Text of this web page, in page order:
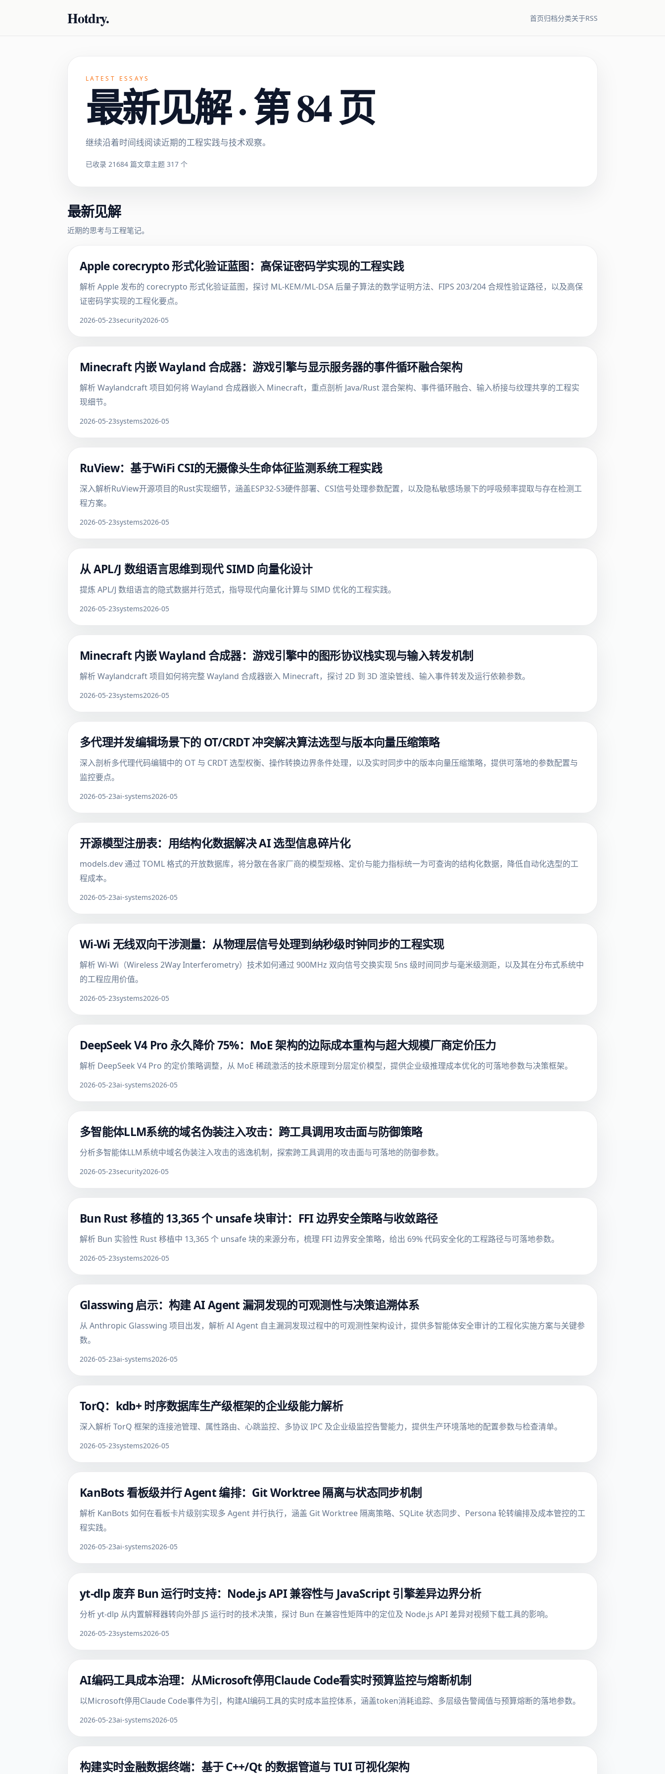
Hotdry. 首页归档分类关于RSS
LATEST ESSAYS
最新见解 · 第 84 页
继续沿着时间线阅读近期的工程实践与技术观察。
已收录 21684 篇文章主题 317 个
最新见解
近期的思考与工程笔记。
Apple corecrypto 形式化验证蓝图：高保证密码学实现的工程实践
解析 Apple 发布的 corecrypto 形式化验证蓝图，探讨 ML-KEM/ML-DSA 后量子算法的数学证明方法、FIPS 203/204 合规性验证路径，以及高保
证密码学实现的工程化要点。
2026-05-23security2026-05
Minecraft 内嵌 Wayland 合成器：游戏引擎与显示服务器的事件循环融合架构
解析 Waylandcraft 项目如何将 Wayland 合成器嵌入 Minecraft，重点剖析 Java/Rust 混合架构、事件循环融合、输入桥接与纹理共享的工程实
现细节。
2026-05-23systems2026-05
RuView：基于WiFi CSI的无摄像头生命体征监测系统工程实践
深入解析RuView开源项目的Rust实现细节，涵盖ESP32-S3硬件部署、CSI信号处理参数配置，以及隐私敏感场景下的呼吸频率提取与存在检测工
程方案。
2026-05-23systems2026-05
从 APL/J 数组语言思维到现代 SIMD 向量化设计
提炼 APL/J 数组语言的隐式数据并行范式，指导现代向量化计算与 SIMD 优化的工程实践。
2026-05-23systems2026-05
Minecraft 内嵌 Wayland 合成器：游戏引擎中的图形协议栈实现与输入转发机制
解析 Waylandcraft 项目如何将完整 Wayland 合成器嵌入 Minecraft，探讨 2D 到 3D 渲染管线、输入事件转发及运行依赖参数。
2026-05-23systems2026-05
多代理并发编辑场景下的 OT/CRDT 冲突解决算法选型与版本向量压缩策略
深入剖析多代理代码编辑中的 OT 与 CRDT 选型权衡、操作转换边界条件处理，以及实时同步中的版本向量压缩策略，提供可落地的参数配置与
监控要点。
2026-05-23ai-systems2026-05
开源模型注册表：用结构化数据解决 AI 选型信息碎片化
models.dev 通过 TOML 格式的开放数据库，将分散在各家厂商的模型规格、定价与能力指标统一为可查询的结构化数据，降低自动化选型的工
程成本。
2026-05-23ai-systems2026-05
Wi-Wi 无线双向干涉测量：从物理层信号处理到纳秒级时钟同步的工程实现
解析 Wi-Wi（Wireless 2Way Interferometry）技术如何通过 900MHz 双向信号交换实现 5ns 级时间同步与毫米级测距，以及其在分布式系统中
的工程应用价值。
2026-05-23systems2026-05
DeepSeek V4 Pro 永久降价 75%：MoE 架构的边际成本重构与超大规模厂商定价压力
解析 DeepSeek V4 Pro 的定价策略调整，从 MoE 稀疏激活的技术原理到分层定价模型，提供企业级推理成本优化的可落地参数与决策框架。
2026-05-23ai-systems2026-05
多智能体LLM系统的域名伪装注入攻击：跨工具调用攻击面与防御策略
分析多智能体LLM系统中域名伪装注入攻击的逃逸机制，探索跨工具调用的攻击面与可落地的防御参数。
2026-05-23security2026-05
Bun Rust 移植的 13,365 个 unsafe 块审计：FFI 边界安全策略与收敛路径
解析 Bun 实验性 Rust 移植中 13,365 个 unsafe 块的来源分布，梳理 FFI 边界安全策略，给出 69% 代码安全化的工程路径与可落地参数。
2026-05-23systems2026-05
Glasswing 启示：构建 AI Agent 漏洞发现的可观测性与决策追溯体系
从 Anthropic Glasswing 项目出发，解析 AI Agent 自主漏洞发现过程中的可观测性架构设计，提供多智能体安全审计的工程化实施方案与关键参
数。
2026-05-23ai-systems2026-05
TorQ：kdb+ 时序数据库生产级框架的企业级能力解析
深入解析 TorQ 框架的连接池管理、属性路由、心跳监控、多协议 IPC 及企业级监控告警能力，提供生产环境落地的配置参数与检查清单。
2026-05-23systems2026-05
KanBots 看板级并行 Agent 编排：Git Worktree 隔离与状态同步机制
解析 KanBots 如何在看板卡片级别实现多 Agent 并行执行，涵盖 Git Worktree 隔离策略、SQLite 状态同步、Persona 轮转编排及成本管控的工
程实践。
2026-05-23ai-systems2026-05
yt-dlp 废弃 Bun 运行时支持：Node.js API 兼容性与 JavaScript 引擎差异边界分析
分析 yt-dlp 从内置解释器转向外部 JS 运行时的技术决策，探讨 Bun 在兼容性矩阵中的定位及 Node.js API 差异对视频下载工具的影响。
2026-05-23systems2026-05
AI编码工具成本治理：从Microsoft停用Claude Code看实时预算监控与熔断机制
以Microsoft停用Claude Code事件为引，构建AI编码工具的实时成本监控体系，涵盖token消耗追踪、多层级告警阈值与预算熔断的落地参数。
2026-05-23ai-systems2026-05
构建实时金融数据终端：基于 C++/Qt 的数据管道与 TUI 可视化架构